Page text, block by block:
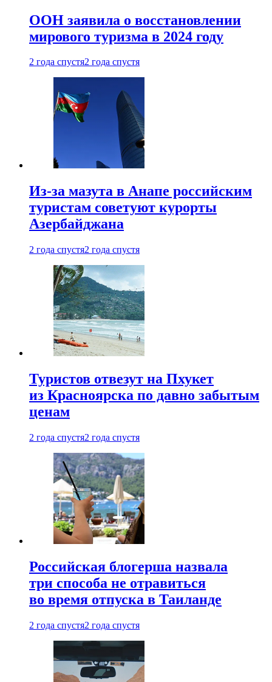
ООН заявила о восстановлении
мирового туризма в 2024 году
2 года спустя2 года спустя
Из-за мазута в Анапе российским
туристам советуют курорты
Азербайджана
2 года спустя2 года спустя
Туристов отвезут на Пхукет
из Красноярска по давно забытым
ценам
2 года спустя2 года спустя
Российская блогерша назвала
три способа не отравиться
во время отпуска в Таиланде
2 года спустя2 года спустя